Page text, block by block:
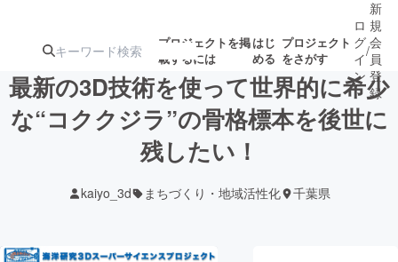
プロジェクトを掲
載するには
はじ
める
プロジェクト
をさがす
注目の新着プロ募集終了が近いプ
ロ
グ
イ
ン
/
新
規
会
員
登
録
最新の3D技術を使って世界的に希少
な“コククジラ”の骨格標本を後世に
残したい！
kaiyo_3d まちづくり・地域活性化 千葉県